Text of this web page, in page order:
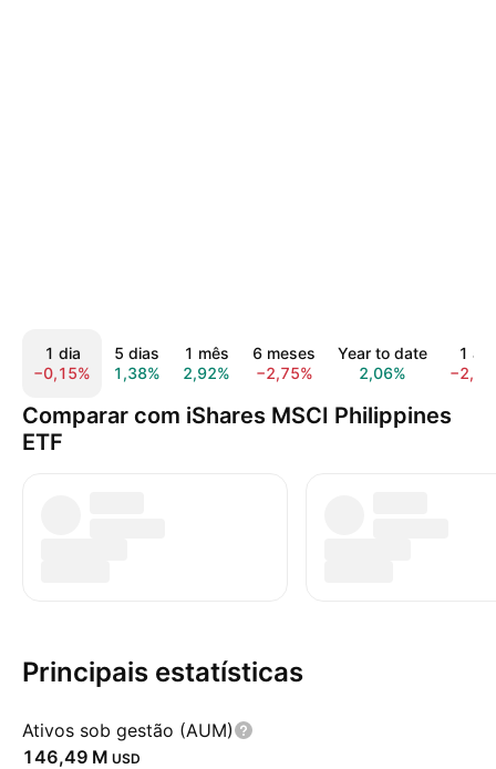
1 dia
−0,15%
5 dias
1,38%
1 mês
2,92%
6 meses
−2,75%
Year to date
2,06%
1
Comparar com iShares MSCI Philippines
ETF
Principais estatísticas
Ativos sob gestão (AUM)
‪146,49 M‬ USD